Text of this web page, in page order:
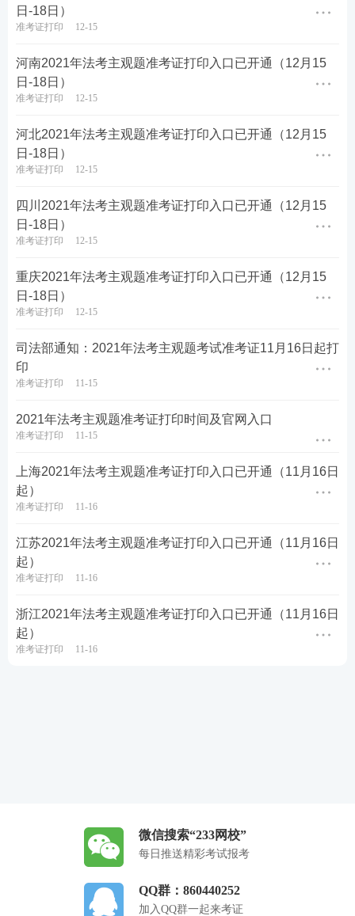
日-18日）
准考证打印 12-15
河南2021年法考主观题准考证打印入口已开通（12月15
日-18日）
准考证打印 12-15
河北2021年法考主观题准考证打印入口已开通（12月15
日-18日）
准考证打印 12-15
四川2021年法考主观题准考证打印入口已开通（12月15
日-18日）
准考证打印 12-15
重庆2021年法考主观题准考证打印入口已开通（12月15
日-18日）
准考证打印 12-15
司法部通知：2021年法考主观题考试准考证11月16日起打
印
准考证打印 11-15
2021年法考主观题准考证打印时间及官网入口
准考证打印 11-15
上海2021年法考主观题准考证打印入口已开通（11月16日
起）
准考证打印 11-16
江苏2021年法考主观题准考证打印入口已开通（11月16日
起）
准考证打印 11-16
浙江2021年法考主观题准考证打印入口已开通（11月16日
起）
准考证打印 11-16
微信搜索“233网校”
每日推送精彩考试报考
QQ群：860440252
加入QQ群一起来考证